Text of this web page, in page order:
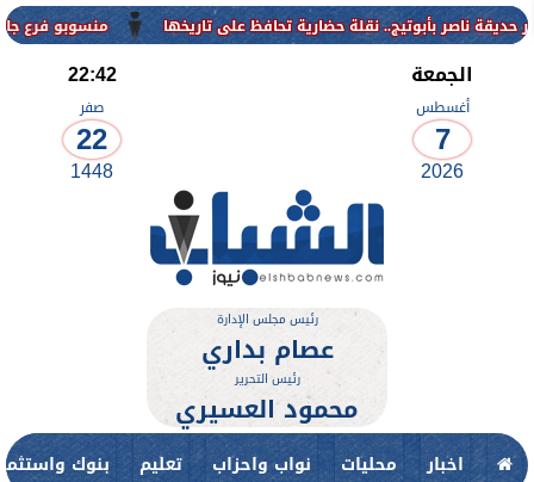
منسوبو فرع جامعة الأزهر
الجمعة
أغسطس
7
2026
22:42
صفر
22
1448
رئيس مجلس الإدارة
عصام بداري
رئيس التحرير
محمود العسيري
اخبار محليات نواب واحزاب تعليم بنوك